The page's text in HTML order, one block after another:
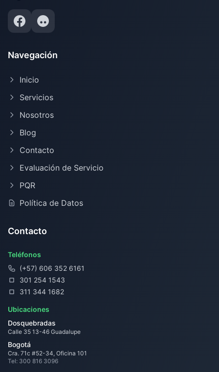
Navegación
Inicio
Servicios
Nosotros
Blog
Contacto
Evaluación de Servicio
PQR
Política de Datos
Contacto
Teléfonos
(+57) 606 352 6161
301 254 1543
311 344 1682
Ubicaciones
Dosquebradas
Calle 35 13-46 Guadalupe
Bogotá
Cra. 71c #52-34, Oficina 101
Tel: 300 816 3096